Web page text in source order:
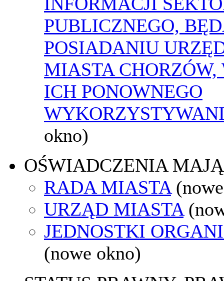
PUBLICZNEGO,
POSIADANIU
MIASTA CHORZÓW,
ICH PONOWNEGO
okno)
OŚWIADCZENIA
RADA MIASTA
URZĄD MIASTA
JEDNOSTKI
(nowe okno)